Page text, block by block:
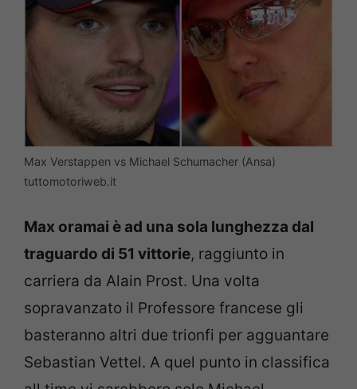
Max Verstappen vs Michael Schumacher (Ansa)
tuttomotoriweb.it
Max oramai è ad una sola lunghezza dal
traguardo di 51 vittorie, raggiunto in
carriera da Alain Prost. Una volta
sopravanzato il Professore francese gli
basteranno altri due trionfi per agguantare
Sebastian Vettel. A quel punto in classifica